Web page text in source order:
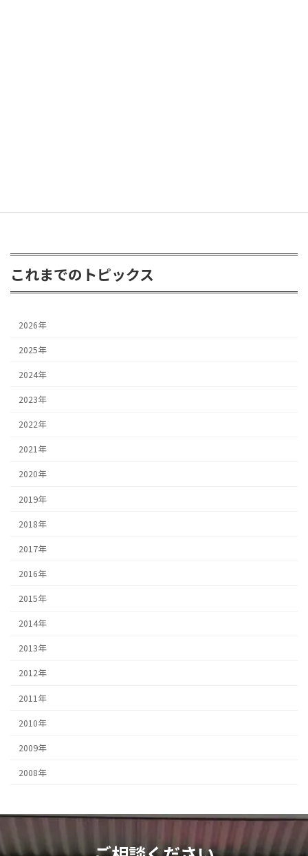
これまでのトピックス
2026年
2025年
2024年
2023年
2022年
2021年
2020年
2019年
2018年
2017年
2016年
2015年
2014年
2013年
2012年
2011年
2010年
2009年
2008年